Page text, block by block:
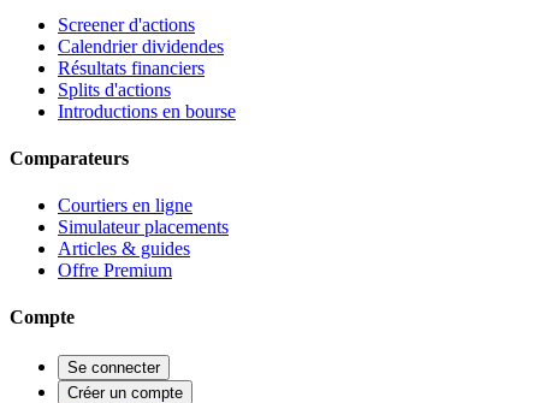
Screener d'actions
Calendrier dividendes
Résultats financiers
Splits d'actions
Introductions en bourse
Comparateurs
Courtiers en ligne
Simulateur placements
Articles & guides
Offre Premium
Compte
Se connecter
Créer un compte